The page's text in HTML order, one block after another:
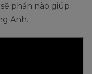
phần nào giúp
Anh.